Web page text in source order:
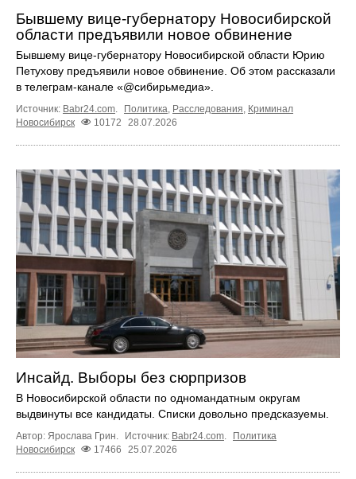
Бывшему вице-губернатору Новосибирской
области предъявили новое обвинение
Бывшему вице-губернатору Новосибирской области Юрию
Петухову предъявили новое обвинение. Об этом рассказали
в телеграм-канале «@сибирьмедиа».
Источник: Babr24.com. Политика, Расследования, Криминал
Новосибирск
10172 28.07.2026
Инсайд. Выборы без сюрпризов
В Новосибирской области по одномандатным округам
выдвинуты все кандидаты. Списки довольно предсказуемы.
Автор: Ярослава Грин. Источник: Babr24.com.
Политика
Новосибирск
17466 25.07.2026